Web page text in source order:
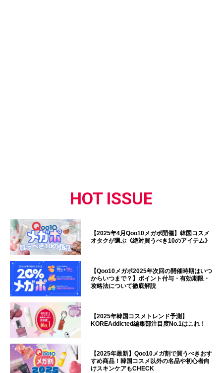
HOT ISSUE
【2025年4月Qoo10メガポ開催】韓国コスメ
オタクが選ぶ《絶対買うべき10のアイテム》
【Qoo10メガポ2025年次回の開催時期はいつ
からいつまで？】ポイント付与・有効期限・
攻略法について徹底解説
【2025年韓国コスメトレンド予測】
KOREAddicted編集部注目度No.1はこれ！
【2025年最新】Qoo10メガ割で買うべきおす
すめ商品！韓国コスメ以外の名品や初心者向
けスキンケアもCHECK